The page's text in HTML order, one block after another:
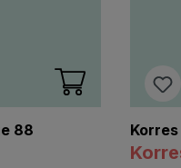
de 4.7 de 5
88